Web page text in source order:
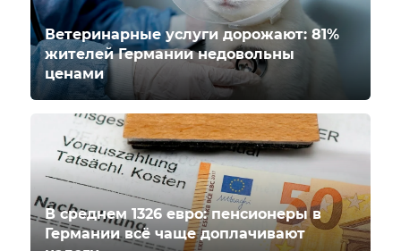
Ветеринарные услуги дорожают: 81%
жителей Германии недовольны
ценами
В среднем 1326 евро: пенсионеры в
Германии всё чаще доплачивают